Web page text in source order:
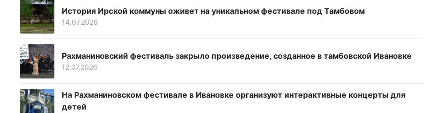
История Ирской коммуны оживет на уникальном фестивале под Тамбовом
14.07.2026
Рахманиновский фестиваль закрыло произведение, созданное в тамбовской Ивановке
12.07.2026
На Рахманиновском фестивале в Ивановке организуют интерактивные концерты для
детей